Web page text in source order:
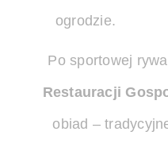
ogrodzie.
Po sportowej
Restauracji
obiad –